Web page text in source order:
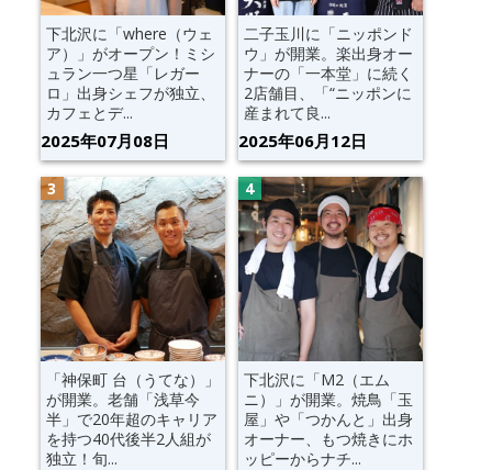
下北沢に「where（ウェ
ア）」がオープン！ミシ
ュラン一つ星「レガー
ロ」出身シェフが独立、
カフェとデ...
2025年07月08日
二子玉川に「ニッポンド
ウ」が開業。楽出身オー
ナーの「一本堂」に続く
2店舗目、「“ニッポンに
産まれて良...
2025年06月12日
「神保町 台（うてな）」
が開業。老舗「浅草今
半」で20年超のキャリア
を持つ40代後半2人組が
独立！旬...
下北沢に「M2（エム
ニ）」が開業。焼鳥「玉
屋」や「つかんと」出身
オーナー、もつ焼きにホ
ッピーからナチ...